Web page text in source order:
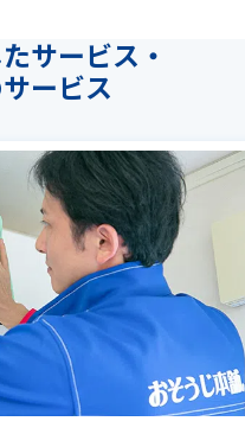
サービス・
ービス